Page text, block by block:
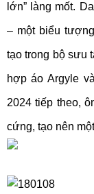
lớn” làng mốt.
– một biểu
tạo trong bộ sưu
hợp áo Argyle
2024 tiếp theo,
cứng, tạo nên